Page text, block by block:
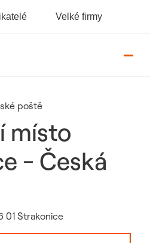
Velké firmy
poště
místo
- Česká
01 Strakonice